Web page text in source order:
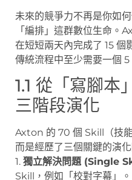
未來的競爭力不再是你如
「編排」這群數位生命。
在短短兩天內完成了 15 個
傳統流程中至少需要一個 5
1.1 從「寫腳本
三階段演化
Axton 的 70 個 Skill（技
而是經歷了三個關鍵的演化
1. 獨立解決問題 (Single
Skill，例如「校對字幕」。